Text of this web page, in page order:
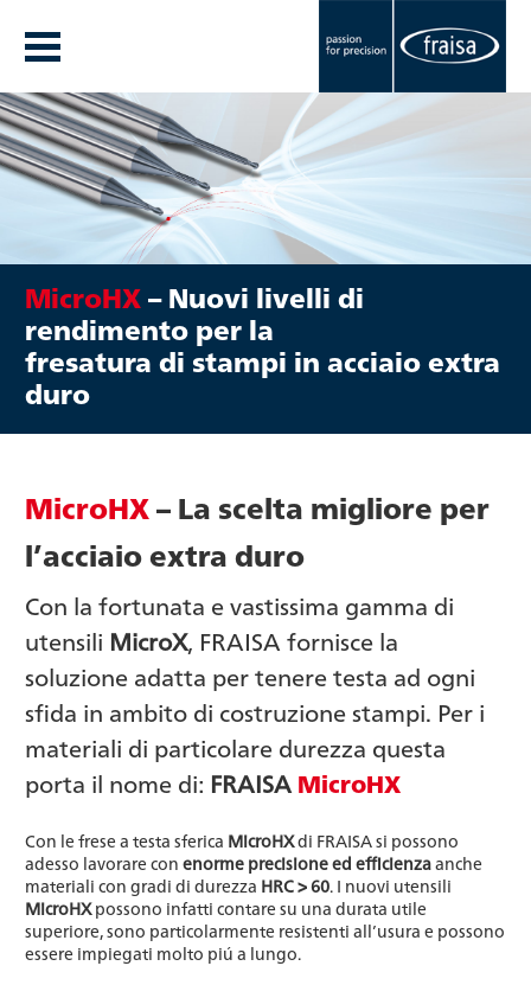
MicroHX– Nuovi livelli di
rendimento per la
fresatura di stampi in acciaio extra
duro
MicroHX– La scelta migliore per
l’acciaio extra duro
Con la fortunata e vastissima gamma di
utensili MicroX, FRAISA fornisce la
soluzione adatta per tenere testa ad ogni
sfida in ambito di costruzione stampi. Per i
materiali di particolare durezza questa
porta il nome di: FRAISA MicroHX
Con le frese a testa sferica MicroHXdi FRAISA si possono
adesso lavorare con enorme precisione ed efficienzaanche
materiali con gradi di durezza HRC > 60. I nuovi utensili
MicroHXpossono infatti contare su una durata utile
superiore, sono particolarmente resistenti all’usura e possono
essere impiegati molto piú a lungo.